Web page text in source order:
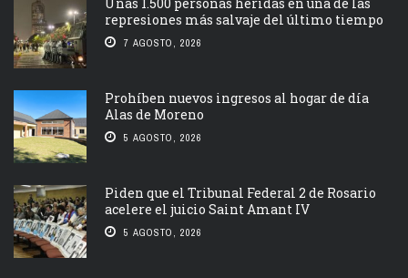
represiones más salvaje del último tiempo
7 AGOSTO, 2026
Prohíben nuevos ingresos al hogar de día
Alas de Moreno
5 AGOSTO, 2026
Piden que el Tribunal Federal 2 de Rosario
acelere el juicio Saint Amant IV
5 AGOSTO, 2026